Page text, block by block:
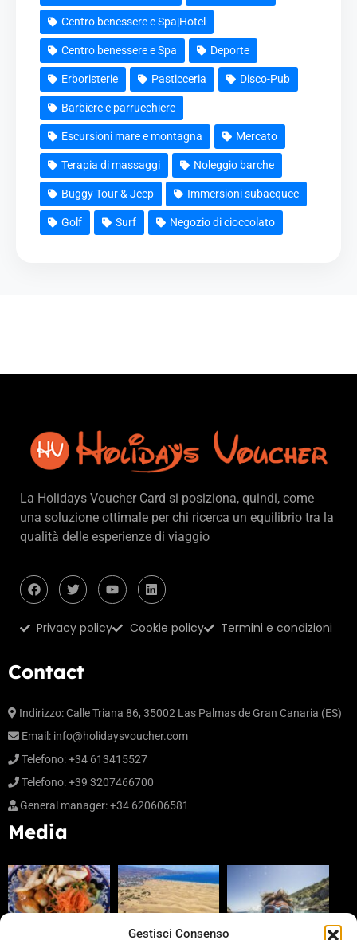
Gestisci Consenso
Centro benessere e Spa|Hotel
Centro benessere e Spa Deporte
Erboristerie Pasticceria Disco-Pub
Barbiere e parrucchiere
Escursioni mare e montagna Mercato
Terapia di massaggi Noleggio barche
Buggy Tour & Jeep Immersioni subacquee
Golf Surf Negozio di cioccolato
La Holidays Voucher Card si posiziona, quindi, come
una soluzione ottimale per chi ricerca un equilibrio tra la
qualità delle esperienze di viaggio
Privacy policy Cookie policy Termini e condizioni
Contact
Indirizzo: Calle Triana 86, 35002 Las Palmas de Gran Canaria (ES)
Email: info@holidaysvoucher.com
Telefono: +34 613415527
Telefono: +39 3207466700
General manager: +34 620606581
Media